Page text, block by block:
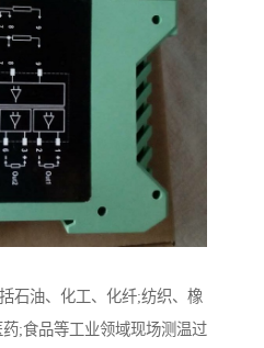
石油、化工、化纤;纺织、橡
;食品等工业领域现场测温过